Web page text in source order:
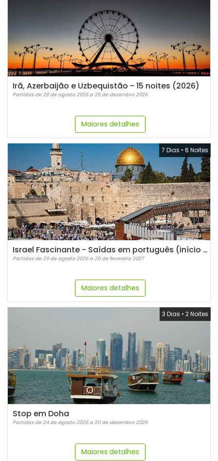
Irã, Azerbaijão e Uzbequistão - 15 noites (2026)
Partidas de 28 de agosto 2026 a 25 de dezembro 2026
Maiores detalhes
7 Dias • 6 Noites
Israel Fascinante - Saídas em português (início sábados)
Partidas de 29 de agosto 2026 a 20 de fevereiro 2027
Maiores detalhes
3 Dias • 2 Noites
Stop em Doha
Partidas de 24 de agosto 2026 a 20 de dezembro 2026
Maiores detalhes